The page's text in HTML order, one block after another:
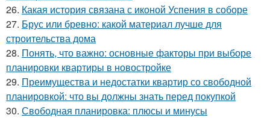
26. Какая история связана с иконой Успения в соборе
27. Брус или бревно: какой материал лучше для
строительства дома
28. Понять, что важно: основные факторы при выборе
планировки квартиры в новостройке
29. Преимущества и недостатки квартир со свободной
планировкой: что вы должны знать перед покупкой
30. Свободная планировка: плюсы и минусы